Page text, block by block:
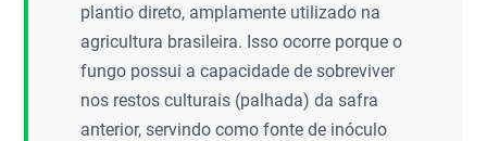
plantio direto, amplamente utilizado na
agricultura brasileira. Isso ocorre porque o
fungo possui a capacidade de sobreviver
nos restos culturais (palhada) da safra
anterior, servindo como fonte de inóculo